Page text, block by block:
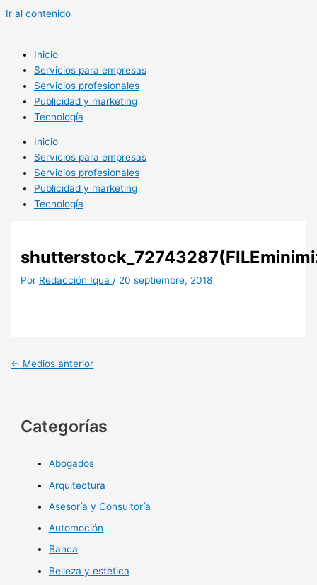
Ir al contenido
Inicio
Servicios para empresas
Servicios profesionales
Publicidad y marketing
Tecnología
Inicio
Servicios para empresas
Servicios profesionales
Publicidad y marketing
Tecnología
Por Redacción Iqua / 20 septiembre, 2018
← Medios anterior
Categorías
Abogados
Arquitectura
Asesoría y Consultoría
Automoción
Banca
Belleza y estética